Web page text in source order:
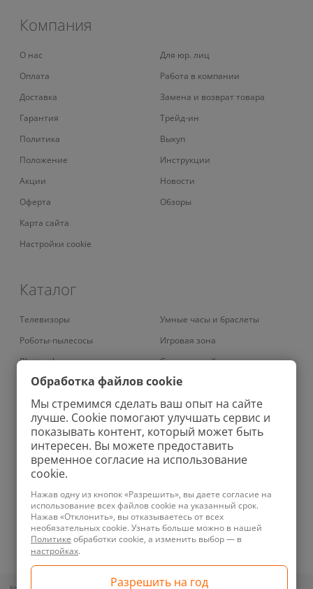
Компания
О нас
Оплата
Доставка
Гарантия
Политика
Положение
Акции
Оферта
Карта сайта
Настройки cookie
Для юр. лиц
Работа в компании
Замена и возврат товара
Трейд-ин
Выкуп
Инструкции
Новости
Обзоры
Каталог
Телевизоры
Роботы-пылесосы
Bluetooth наушники
Умные кондиционеры
Вертикальные пылесосы
Колонки
Проекторы
Роботы-мойщики окон
Планшеты
Телефоны
Техника для уборки
Умные часы и браслеты
Игровая зона
Смарт-устройства
Умный дом
Аудио
Зарядные устройства
Ноутбуки
Бритвы
Ирригаторы
Зубные щетки
Контакты для обращений покупателей по вопросам нарушения их прав:
Обработка файлов cookie
Мы стремимся сделать ваш опыт на сайте
лучше. Cookie помогают улучшать сервис и
показывать контент, который может быть
интересен. Вы можете предоставить
временное согласие на использование
cookie.
Нажав одну из кнопок «Разрешить», вы даете согласие на
использование всех файлов cookie на указанный срок.
Нажав «Отклонить», вы отказываетесь от всех
необязательных cookie. Узнать больше можно в нашей
Политике обработки cookie, а изменить выбор — в
настройках.